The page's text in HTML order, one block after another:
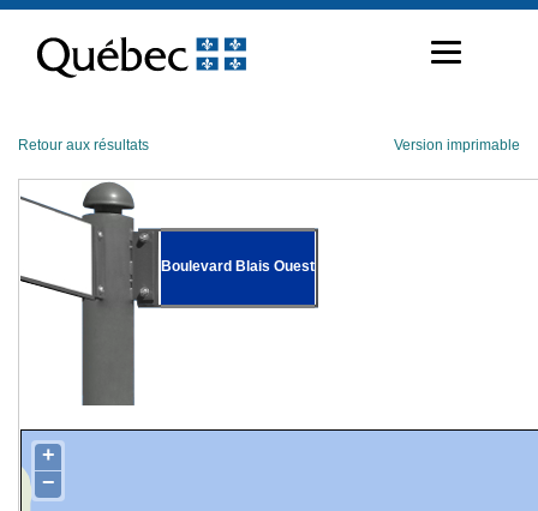
contenu
Retour aux résultats Version imprimable
Boulevard Blais Ouest
+
−